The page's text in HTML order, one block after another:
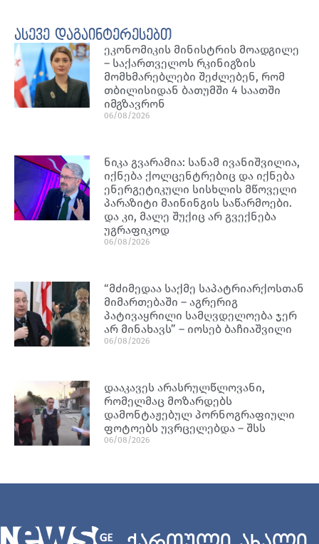
ასევე დაგაინტერესებთ
ეკონომიკის მინისტრის მოადგილე
– საქართველოს რკინიგზის
მომხმარებლები შეძლებენ, რომ
თბილისიდან ბათუმში 4 საათში
იმგზავრონ
06/08/2026
ნიკა გვარამია: სანამ ივანიშვილია,
იქნება ქოლცენტრებიც და იქნება
ენერგეტიკული სისხლის მწოველი
პარაზიტი მაინინგის საწარმოები.
და კი, მალე შუქიც არ გვექნება
უგრაფიკოდ
06/08/2026
“მძიმედაა საქმე საპატრიარქოსთან
მიმართებაში – აგრერიგ
პატივაყრილი სამღვდელოება ჯერ
არ მინახავს” – იოსებ ბაჩიაშვილი
06/08/2026
დააკავეს არასრულწლოვანი,
რომელმაც მოზარდებს
დამონტაჟებულ პორნოგრაფიული
ფოტოებს უვრცელებდა – შსს
06/08/2026